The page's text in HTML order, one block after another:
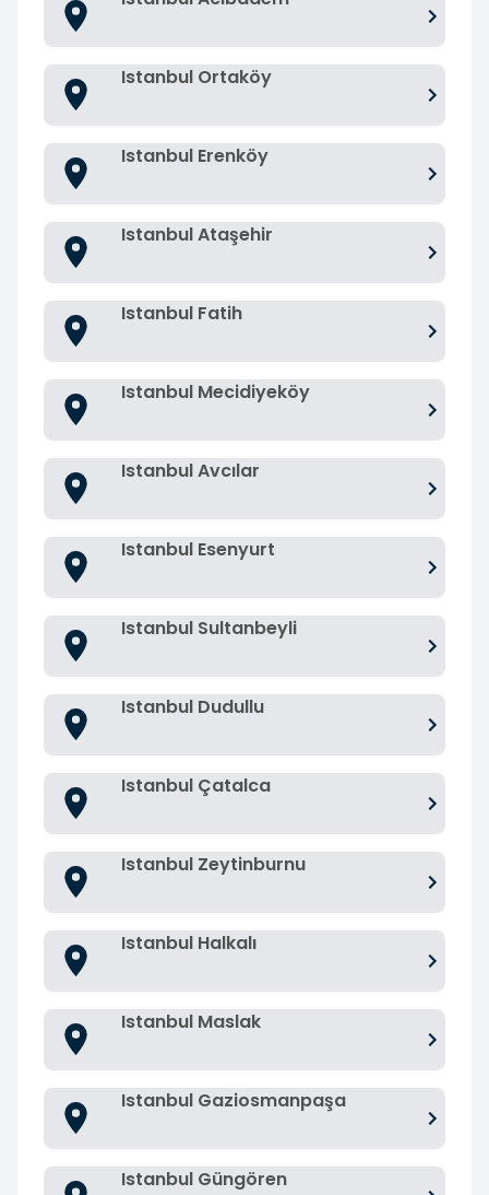
Istanbul Ortaköy
Istanbul Erenköy
Istanbul Ataşehir
Istanbul Fatih
Istanbul Mecidiyeköy
Istanbul Avcılar
Istanbul Esenyurt
Istanbul Sultanbeyli
Istanbul Dudullu
Istanbul Çatalca
Istanbul Zeytinburnu
Istanbul Halkalı
Istanbul Maslak
Istanbul Gaziosmanpaşa
Istanbul Güngören